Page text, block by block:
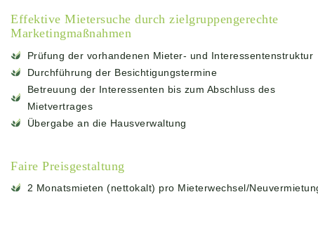
Effektive Mietersuche durch zielgruppengerechte
Marketingmaßnahmen
Prüfung der vorhandenen Mieter- und Interessentenstruktur
Durchführung der Besichtigungstermine
Betreuung der Interessenten bis zum Abschluss des
Mietvertrages
Übergabe an die Hausverwaltung
Faire Preisgestaltung
2 Monatsmieten (nettokalt) pro Mieterwechsel/